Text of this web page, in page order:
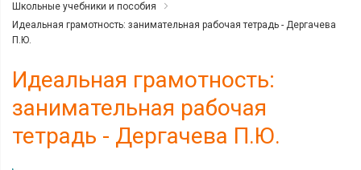
Школьные учебники и пособия
Идеальная грамотность: занимательная рабочая тетрадь - Дергачева
П.Ю.
Идеальная грамотность:
занимательная рабочая
тетрадь - Дергачева П.Ю.